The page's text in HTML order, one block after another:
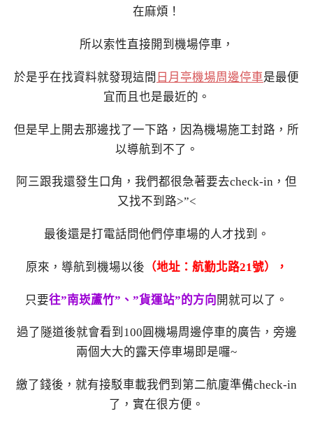
在麻煩！
所以索性直接開到機場停車，
於是乎在找資料就發現這間 日月亭機場周邊停車是最便
宜而且也是最近的。
但是早上開去那邊找了一下路，因為機場施工封路，所
以導航到不了。
阿三跟我還發生口角，我們都很急著要去check-in，但
又找不到路>”<
最後還是打電話問他們停車場的人才找到。
原來，導航到機場以後 （地址：航勤北路21號），
只要往”南崁蘆竹”、”貨運站”的方向開就可以了。
過了隧道後就會看到100圓機場周邊停車的廣告，旁邊
兩個大大的露天停車場即是囉~
繳了錢後，就有接駁車載我們到第二航廈準備check-in
了，實在很方便。